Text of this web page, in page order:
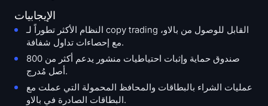
الإيجابيات
النظام الأكثر تطوراً لـ copy trading القابل للوصول من بالاو،
مع إحصاءات تداول شفافة.
صندوق حماية وإثبات احتياطيات منشور يدعم أكثر من 800
أصل مُدرج.
عمليات الشراء بالبطاقات والمحافظ المحمولة التي عملت مع
البطاقات الصادرة في بالاو.